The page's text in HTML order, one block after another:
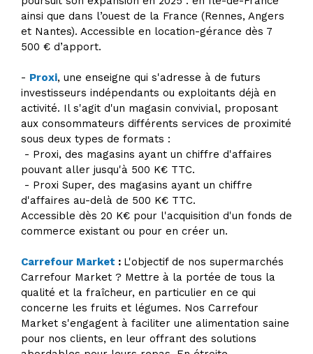
ainsi que dans l’ouest de la France (Rennes, Angers
et Nantes). Accessible en location-gérance dès 7
500 € d’apport.
- Proxi, une enseigne qui s'adresse à de futurs
investisseurs indépendants ou exploitants déjà en
activité. Il s'agit d'un magasin convivial, proposant
aux consommateurs différents services de proximité
sous deux types de formats :
- Proxi, des magasins ayant un chiffre d'affaires
pouvant aller jusqu'à 500 K€ TTC.
- Proxi Super, des magasins ayant un chiffre
d'affaires au-delà de 500 K€ TTC.
Accessible dès 20 K€ pour l'acquisition d'un fonds de
commerce existant ou pour en créer un.
Carrefour Market : L'objectif de nos supermarchés
Carrefour Market ? Mettre à la portée de tous la
qualité et la fraîcheur, en particulier en ce qui
concerne les fruits et légumes. Nos Carrefour
Market s'engagent à faciliter une alimentation saine
pour nos clients, en leur offrant des solutions